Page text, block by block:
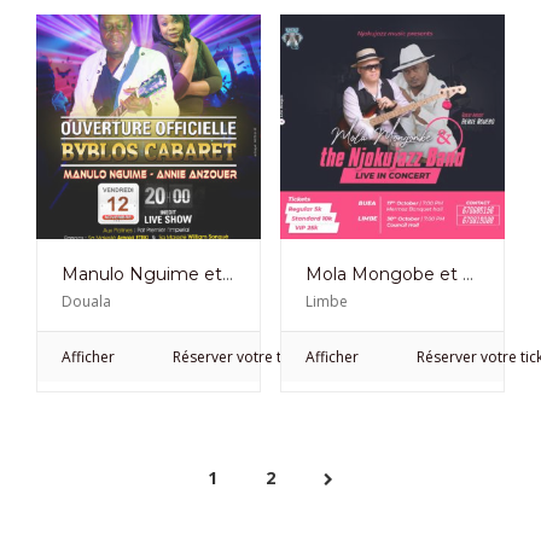
Manulo Nguime et Annie Anzouer en concert Live au Byblos Cabaret
Douala
Afficher Réserver votre ticket
Mola Mongobe et Njokujazz Band en concert Live les 17 et 20 octobre 2021
Limbe
Afficher Réserver votre
1 2